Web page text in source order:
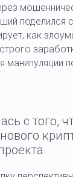
поделился
как
манипуляции
с того,